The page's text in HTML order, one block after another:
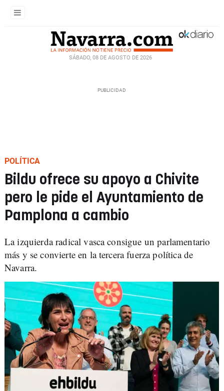
SÁBADO, 08 DE AGOSTO DE 2026
POLÍTICA
Bildu ofrece su apoyo a Chivite
pero le pide el Ayuntamiento de
Pamplona a cambio
La izquierda radical vasca consigue un parlamentario
más y se convierte en la tercera fuerza política de
Navarra.